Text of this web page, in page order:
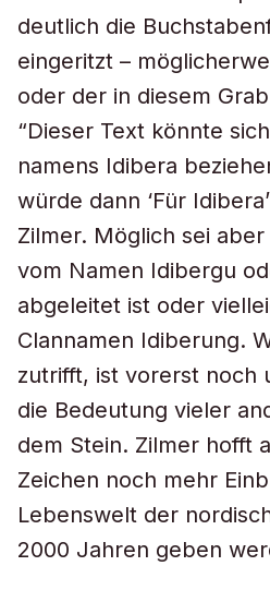
deutlich die
eingeritzt –
oder der in diesem
“Dieser Text könnte
namens Idibera
würde dann ‘Für
Zilmer. Möglich sei
vom Namen Idibergu
abgeleitet ist oder
Clannamen Idiberung.
zutrifft, ist vorerst noch
die Bedeutung vieler
dem Stein. Zilmer hofft
Zeichen noch mehr
Lebenswelt der
2000 Jahren geben